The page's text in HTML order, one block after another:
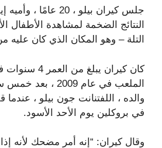
جلس كيران بيلو ، 20
النتائج الضخمة لمشاهدة الأطفال
التلة – وهو المكان الذي كان عليه
كان كيران
الملعب في عام
والده ، اللفتنانت جون بيلو ،
في بروكلين يوم الأحد الأسود.
وقال كيران: “إنه أمر مضحك لأنه